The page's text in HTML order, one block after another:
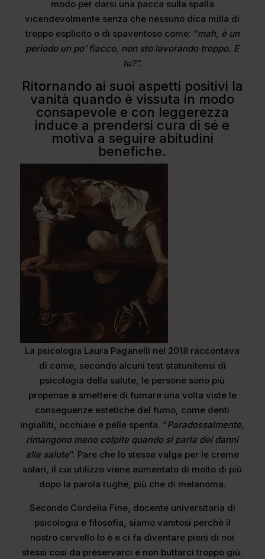
modo per darsi una pacca sulla spalla
vicendevolmente senza che nessuno dica nulla di
troppo esplicito o di spaventoso come: “mah, è un
periodo un po’ fiacco, non sto lavorando troppo. E
tu?”.
Ritornando ai suoi aspetti positivi la
vanità quando è vissuta in modo
consapevole e con leggerezza
induce a prendersi cura di sé e
motiva a seguire abitudini
benefiche.
La psicologia Laura Paganelli nel 2018 raccontava
di come, secondo alcuni test statunitensi di
psicologia della salute, le persone sono più
propense a smettere di fumare una volta viste le
conseguenze estetiche del fumo, come denti
ingialliti, occhiaie e pelle spenta. “Paradossalmente,
rimangono meno colpite quando si parla dei danni
alla salute“. Pare che lo stesse valga per le creme
solari, il cui utilizzo viene aumentato di molto di più
dopo la parola rughe, più che di melanoma.
Secondo Cordelia Fine, docente universitaria di
psicologia e filosofia, siamo vanitosi perchè il
nostro cervello lo è e ci fa diventare pieni di noi
stessi cosi da preservarci e non buttarci troppo giù.